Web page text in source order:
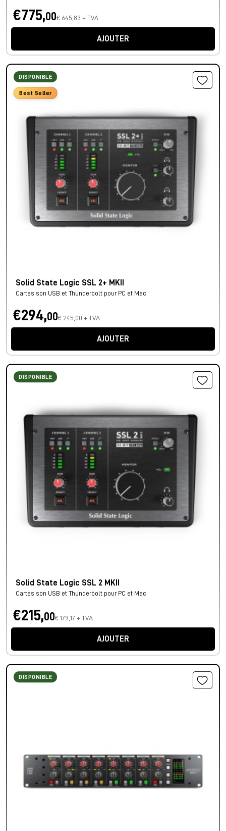
€775,00€ 645,83 + TVA
AJOUTER
DISPONIBLE
Best Seller
Solid State Logic SSL 2+ MKII
Cartes son USB et Thunderbolt pour PC et Mac
€294,00€ 245,00 + TVA
AJOUTER
DISPONIBLE
Solid State Logic SSL 2 MKII
Cartes son USB et Thunderbolt pour PC et Mac
€215,00€ 179,17 + TVA
AJOUTER
DISPONIBLE